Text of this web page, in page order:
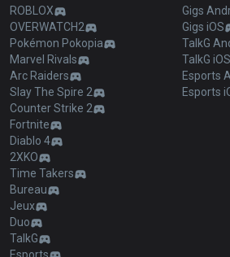
ROBLOX
OVERWATCH2
Pokémon Pokopia
Marvel Rivals
Arc Raiders
Slay The Spire 2
Counter Strike 2
Fortnite
Diablo 4
2XKO
Time Takers
Bureau
Jeux
Duo
TalkG
Gigs
Gigs iOS
TalkG
TalkG iOS
Esports
Esports